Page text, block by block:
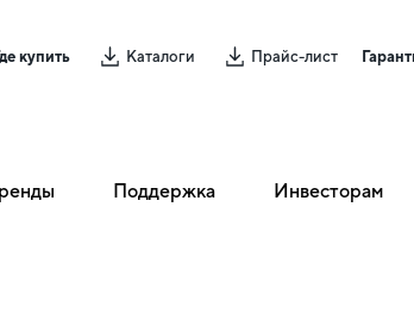
купить Каталоги Прайс-лист
Поддержка Инвесторам